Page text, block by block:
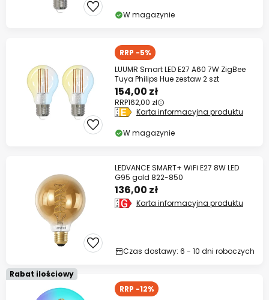
W magazynie
RRP -5%
LUUMR Smart LED E27 A60 7W ZigBee
Tuya Philips Hue zestaw 2 szt
154,00 zł
RRP162,00 zł
Karta informacyjna produktu
W magazynie
LEDVANCE SMART+ WiFi E27 8W LED
G95 gold 822-850
136,00 zł
Karta informacyjna produktu
Czas dostawy: 6 - 10 dni roboczych
Rabat ilościowy
RRP -12%